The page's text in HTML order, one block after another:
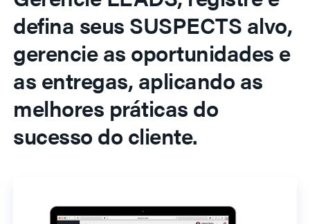
defina seus SUSPECTS alvo,
gerencie as oportunidades e
as entregas, aplicando as
melhores práticas do
sucesso do cliente.